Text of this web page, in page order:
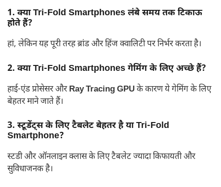
1. क्या Tri-Fold Smartphones लंबे समय तक टिकाऊ
होते हैं?
हां, लेकिन यह पूरी तरह ब्रांड और हिंज क्वालिटी पर निर्भर करता है।
2. क्या Tri-Fold Smartphones गेमिंग के लिए अच्छे हैं?
हाई-एंड प्रोसेसर औरRay Tracing GPUके कारण ये गेमिंग के लिए
बेहतर माने जाते हैं।
3. स्टूडेंट्स के लिए टैबलेट बेहतर है या Tri-Fold
Smartphone?
स्टडी और ऑनलाइन क्लास के लिए टैबलेट ज्यादा किफायती और
सुविधाजनक है।